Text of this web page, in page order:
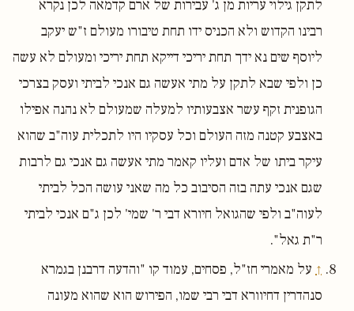
לתקן גילוי עריות מן ג' עבירות של ארם קדמאה לכן נקרא
רבינו הקדוש ולא הכניס ידו תחת טיבורו מעולם ז"ש יעקב
ליוסף שים נא ידך תחת יריכי דייקא תחת יריכי ומעולם לא עשה
כן ולפי שבא לתקן על מתי אעשה גם אנכי לביתי ועסק בצרכי
הגופנית זקף עשר אצבעותיו למעלה שמעולם לא נהנה אפילו
באצבע קטנה מזה העולם וכל עסקיו היו לתכלית עוה"ב שהוא
עיקר ביתו של אדם ועליו קאמר מתי אעשה גם אנכי גם לרבות
שגם אנכי עתה בזה הסיבוב כל מה שאני עושה הכל לביתי
לעוה"ב ולפי שהגואל חיורא דבי ר' שמי' לכן ג"ם אנכי לביתי
ר"ת גאל".
↑ על מאמרי חז"ל, פסחים, עמוד קו "והדעה דרבנן בגמרא
סנהדרין דחיוורא דבי רבי שמו, הפירוש הוא שהוא מעונה